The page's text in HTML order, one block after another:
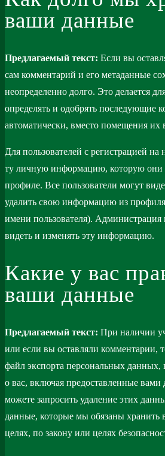
ваши данные
Предлагаемый текст: Если вы
сам комментарий и его метаданные
неопределенно долго. Это делается
определять и одобрять последующие
автоматически, вместо помещения их
Для пользователей с регистрацией
ту личную информацию, которую они
профиле. Все пользователи могут
удалить свою информацию из
имени пользователя). Администрация
видеть и изменять эту информацию.
Какие у вас
ваши данные
Предлагаемый текст: При наличии
или если вы оставляли комментарии,
файл экспорта персональных
о вас, включая предоставленные
можете запросить удаление этих
данные, которые мы обязаны хранить
целях, по закону или целях